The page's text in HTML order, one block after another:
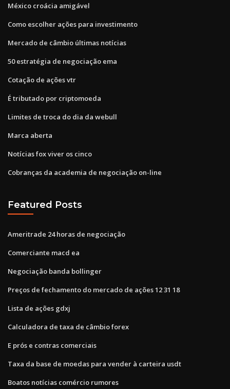
México croácia amigável
Como escolher ações para investimento
Mercado de câmbio últimas notícias
50 estratégia de negociação ema
Cotação de ações vtr
É tributado por criptomoeda
Limites de troca do dia da webull
Marca aberta
Notícias fox viver os cinco
Cobranças da academia de negociação on-line
Featured Posts
Ameritrade 24 horas de negociação
Comerciante macd ea
Negociação banda bollinger
Preços de fechamento do mercado de ações 12 31 18
Lista de ações gdxj
Calculadora de taxa de câmbio forex
E prós e contras comerciais
Taxa da base de moedas para vender à carteira usdt
Boatos notícias comércio rumores